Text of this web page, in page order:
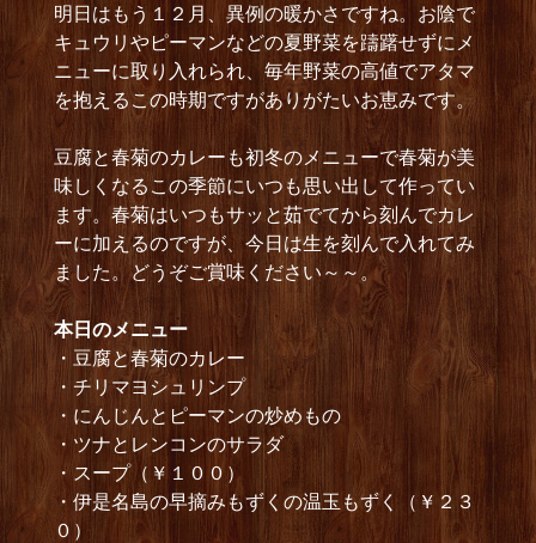
明日はもう１２月、異例の暖かさですね。お陰で
キュウリやピーマンなどの夏野菜を躊躇せずにメ
ニューに取り入れられ、毎年野菜の高値でアタマ
を抱えるこの時期ですがありがたいお恵みです。
豆腐と春菊のカレーも初冬のメニューで春菊が美
味しくなるこの季節にいつも思い出して作ってい
ます。春菊はいつもサッと茹でてから刻んでカレ
ーに加えるのですが、今日は生を刻んで入れてみ
ました。どうぞご賞味ください～～。
本日のメニュー
・豆腐と春菊のカレー
・チリマヨシュリンプ
・にんじんとピーマンの炒めもの
・ツナとレンコンのサラダ
・スープ（￥１００）
・伊是名島の早摘みもずくの温玉もずく（￥２３
０）